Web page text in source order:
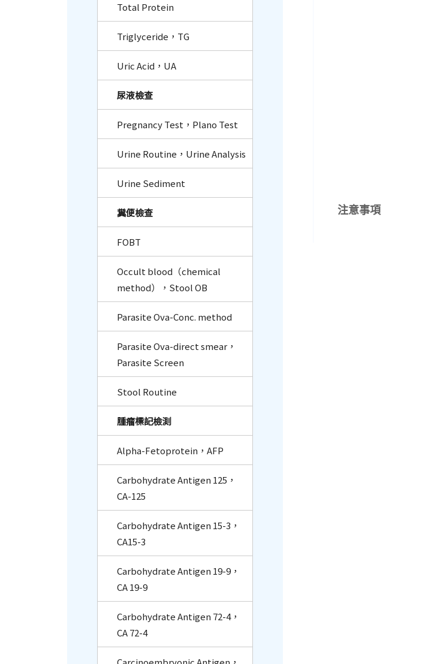
Total Protein
Triglyceride，TG
Uric Acid，UA
尿液檢查
Pregnancy Test，Plano Test
Urine Routine，Urine Analysis
Urine Sediment
糞便檢查
FOBT
Occult blood（chemical
method），Stool OB
Parasite Ova-Conc. method
Parasite Ova-direct smear，
Parasite Screen
Stool Routine
腫瘤標記檢測
Alpha-Fetoprotein，AFP
Carbohydrate Antigen 125，
CA-125
Carbohydrate Antigen 15-3，
CA15-3
Carbohydrate Antigen 19-9，
CA 19-9
Carbohydrate Antigen 72-4，
CA 72-4
注意事項